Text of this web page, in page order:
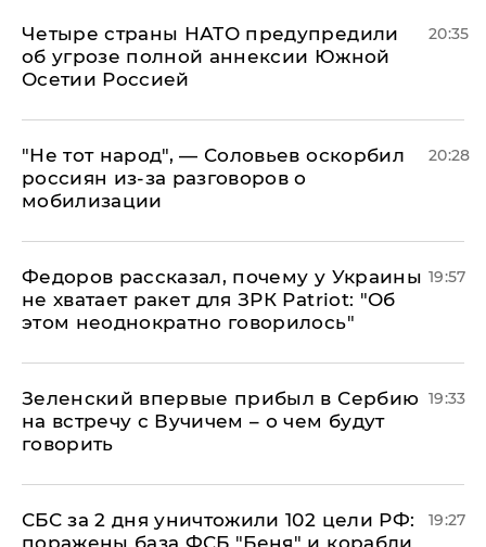
Четыре страны НАТО предупредили
об угрозе полной аннексии Южной
Осетии Россией
20:35
​"Не тот народ", — Соловьев оскорбил
россиян из-за разговоров о
мобилизации
20:28
Федоров рассказал, почему у Украины
не хватает ракет для ЗРК Patriot: "Об
этом неоднократно говорилось"
19:57
Зеленский впервые прибыл в Сербию
на встречу с Вучичем – о чем будут
говорить
19:33
СБС за 2 дня уничтожили 102 цели РФ:
поражены база ФСБ "Беня" и корабли
19:27